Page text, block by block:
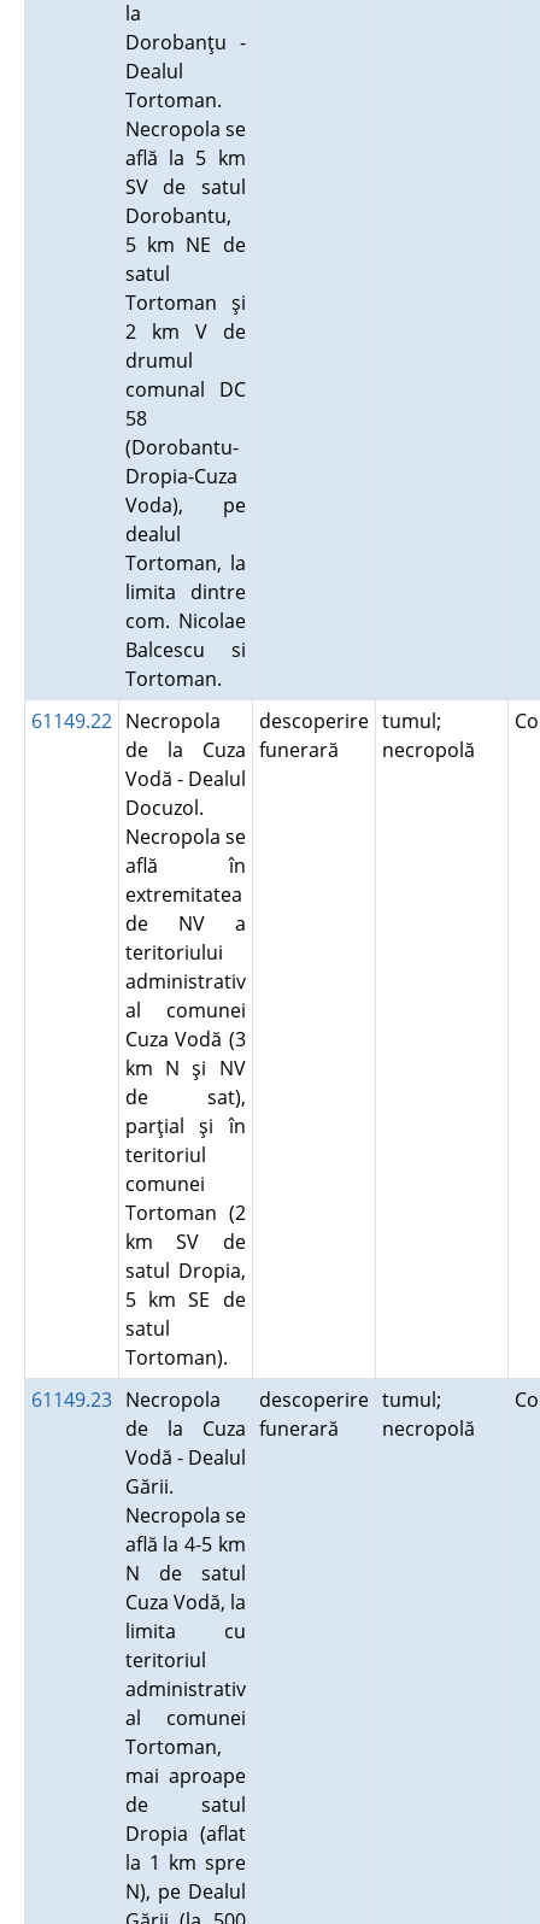
la
Dorobanţu -
Dealul
Tortoman.
Necropola se
află la 5 km
SV de satul
Dorobantu,
5 km NE de
satul
Tortoman şi
2 km V de
drumul
comunal DC
58
(Dorobantu-
Dropia-Cuza
Voda), pe
dealul
Tortoman, la
limita dintre
com. Nicolae
Balcescu si
Tortoman.
61149.22 Necropola
de la Cuza
Vodă - Dealul
Docuzol.
Necropola se
află în
extremitatea
de NV a
teritoriului
administrativ
al comunei
Cuza Vodă (3
km N şi NV
de sat),
parţial şi în
teritoriul
comunei
Tortoman (2
km SV de
satul Dropia,
5 km SE de
satul
Tortoman).
descoperire
funerară
tumul;
necropolă
61149.23 Necropola
de la Cuza
Vodă - Dealul
Gării.
Necropola se
află la 4-5 km
N de satul
Cuza Vodă, la
limita cu
teritoriul
administrativ
al comunei
Tortoman,
mai aproape
de satul
Dropia (aflat
la 1 km spre
N), pe Dealul
descoperire
funerară
tumul;
necropolă